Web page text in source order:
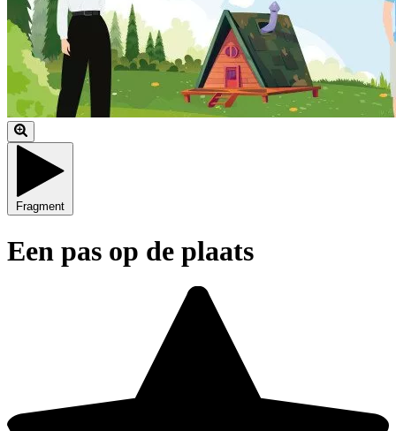
Fragment
Een pas op de plaats